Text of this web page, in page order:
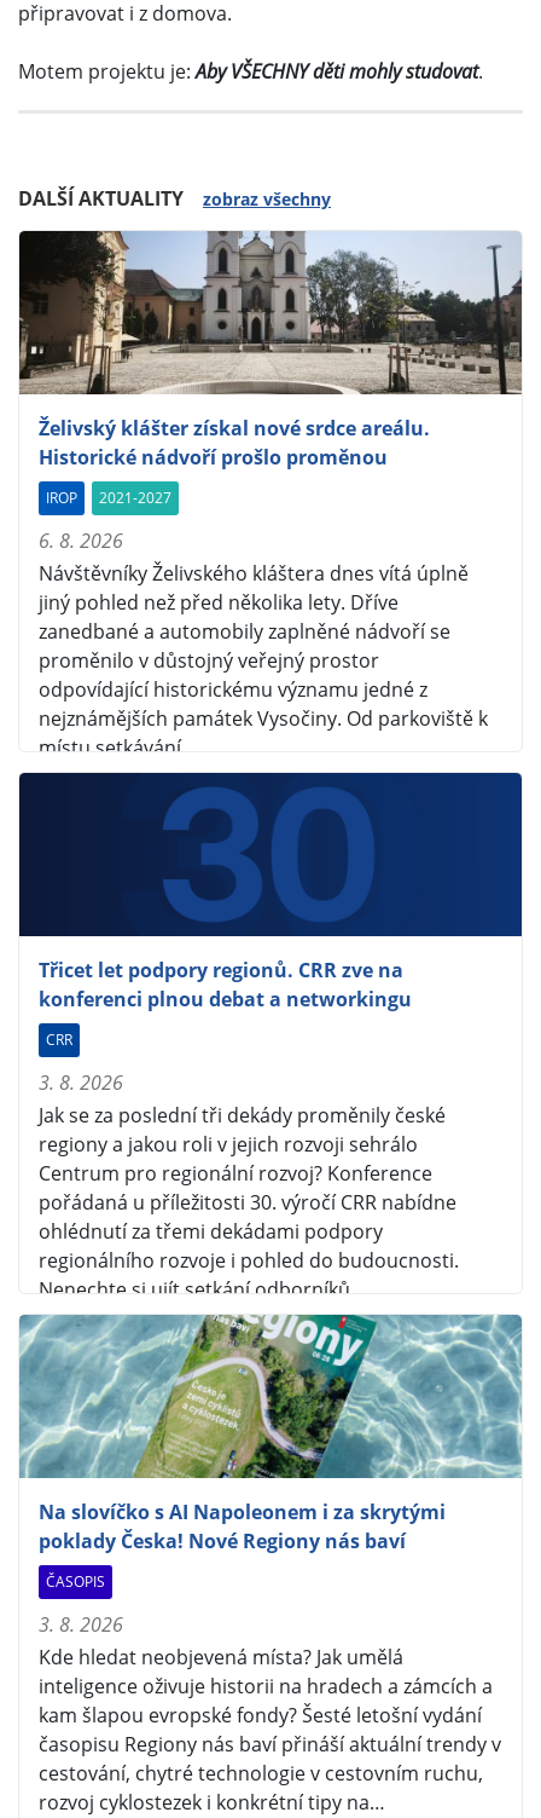
připravovat i z domova.
Motem projektu je:Aby VŠECHNY děti mohly studovat.
DALŠÍ AKTUALITY zobraz všechny
Želivský klášter získal nové srdce areálu.
Historické nádvoří prošlo proměnou
IROP 2021-2027
6. 8. 2026
Návštěvníky Želivského kláštera dnes vítá úplně
jiný pohled než před několika lety. Dříve
zanedbané a automobily zaplněné nádvoří se
proměnilo v důstojný veřejný prostor
odpovídající historickému významu jedné z
nejznámějších památek Vysočiny. Od parkoviště k
místu setkávání …
Třicet let podpory regionů. CRR zve na
konferenci plnou debat a networkingu
CRR
3. 8. 2026
Jak se za poslední tři dekády proměnily české
regiony a jakou roli v jejich rozvoji sehrálo
Centrum pro regionální rozvoj? Konference
pořádaná u příležitosti 30. výročí CRR nabídne
ohlédnutí za třemi dekádami podpory
regionálního rozvoje i pohled do budoucnosti.
Nenechte si ujít setkání odborníků,…
Na slovíčko s AI Napoleonem i za skrytými
poklady Česka! Nové Regiony nás baví
ČASOPIS
3. 8. 2026
Kde hledat neobjevená místa? Jak umělá
inteligence oživuje historii na hradech a zámcích a
kam šlapou evropské fondy? Šesté letošní vydání
časopisu Regiony nás baví přináší aktuální trendy v
cestování, chytré technologie v cestovním ruchu,
rozvoj cyklostezek i konkrétní tipy na…